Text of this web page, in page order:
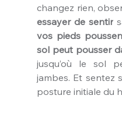
changez rien,
essayer de sentir
vos pieds
sol peut pousser
jusqu’où le sol
jambes. Et sentez
posture initiale du